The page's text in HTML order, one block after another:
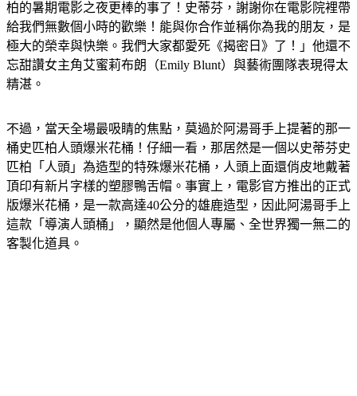
柏的暑期電影之夜更棒的事了！史蒂芬，謝謝你在電影院裡帶
給我們無數個小時的歡樂！能與你合作並稱你為我的朋友，是
極大的榮幸與快樂。我們大家都愛死《揭密日》了！」他還不
忘甜讚女主角艾蜜莉布朗（Emily Blunt）與藝術團隊表現得太
精湛。
不過，當天全場最吸睛的焦點，莫過於阿湯哥手上提著的那一
桶史匹柏人頭爆米花桶！仔細一看，那居然是一個以史蒂芬史
匹柏「人頭」為造型的特殊爆米花桶，人頭上面還俏皮地戴著
頂印有新片字樣的塑膠鴨舌帽。事實上，電影官方推出的正式
版爆米花桶，是一款高達40公分的雄鹿造型，因此阿湯哥手上
這款「導演人頭桶」，顯然是他個人專屬、全世界獨一無二的
客製化道具。